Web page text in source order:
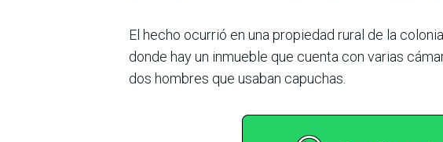
El hecho ocurrió en una propiedad rural de la
donde hay un inmueble que cuenta con varias
dos hombres que usaban capuchas.